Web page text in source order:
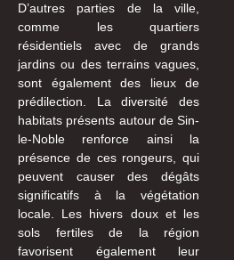
D’autres parties de la ville,
comme les quartiers
résidentiels avec de grands
jardins ou des terrains vagues,
sont également des lieux de
prédilection. La diversité des
habitats présents autour de Sin-
le-Noble renforce ainsi la
présence de ces rongeurs, qui
peuvent causer des dégâts
significatifs à la végétation
locale. Les hivers doux et les
sols fertiles de la région
favorisent également leur